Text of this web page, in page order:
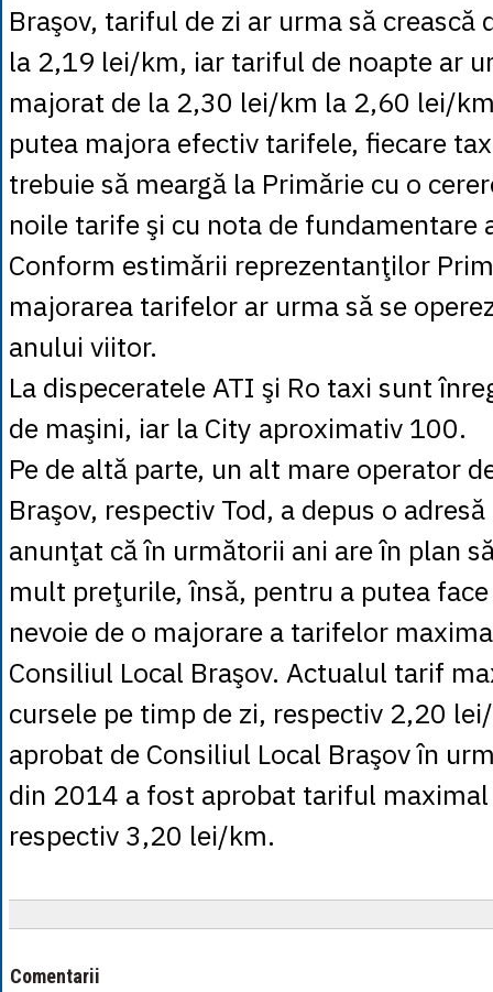
Braşov, tariful de zi ar urma să
la 2,19 lei/km, iar tariful de noapte ar
majorat de la 2,30 lei/km la 2,60 lei/
putea majora efectiv tarifele, fiecare
trebuie să meargă la Primărie cu o
noile tarife şi cu nota de fundamentare
Conform estimării reprezentanţilor
majorarea tarifelor ar urma să se
anului viitor.
La dispeceratele ATI şi Ro taxi sunt
de maşini, iar la City aproximativ 100.
Pe de altă parte, un alt mare operator
Braşov, respectiv Tod, a depus o
anunţat că în următorii ani are în plan
mult preţurile, însă, pentru a putea
nevoie de o majorare a tarifelor
Consiliul Local Braşov. Actualul tarif
cursele pe timp de zi, respectiv 2,20
aprobat de Consiliul Local Braşov în
din 2014 a fost aprobat tariful maximal
respectiv 3,20 lei/km.
Comentarii